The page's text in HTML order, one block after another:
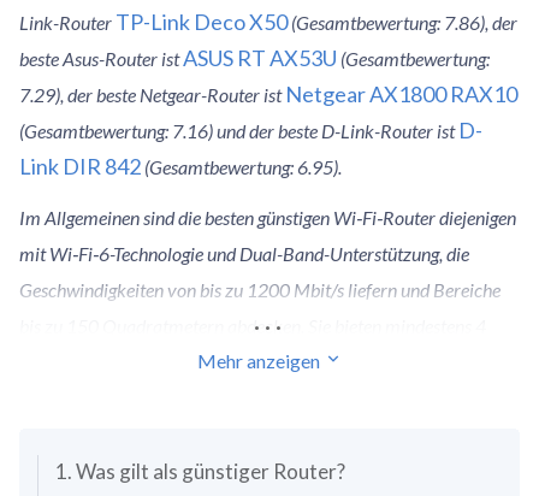
Link-Router TP-Link Deco X50(Gesamtbewertung: 7.86), der
beste Asus-Router istASUS RT AX53U (Gesamtbewertung:
7.29), der beste Netgear-Router ist Netgear AX1800 RAX10
(Gesamtbewertung: 7.16) und der beste D-Link-Router ist D-
Link DIR 842 (Gesamtbewertung: 6.95).
Im Allgemeinen sind die besten günstigen Wi‑Fi‑Router diejenigen
mit Wi‑Fi‑6-Technologie und Dual-Band-Unterstützung, die
Geschwindigkeiten von bis zu 1200 Mbit/s liefern und Bereiche
bis zu 150 Quadratmetern abdecken. Sie bieten mindestens 4
Ethernet-Ports, WPA3-Sicherheit und arbeiten sowohl auf 2,4
Funktionen wie Gastnetzwerk, Kindersicherung, Quality-of-
...
Mehr anzeigen
1. Was gilt als günstiger Router?